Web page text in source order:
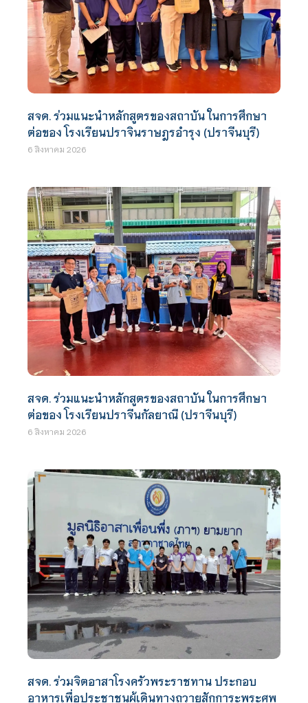
สจด. ร่วมแนะนำหลักสูตรของสถาบัน ในการศึกษา
ต่อของ โรงเรียนปราจินราษฎรอำรุง (ปราจีนบุรี)
6 สิงหาคม 2026
สจด. ร่วมแนะนำหลักสูตรของสถาบัน ในการศึกษา
ต่อของ โรงเรียนปราจีนกัลยาณี (ปราจีนบุรี)
6 สิงหาคม 2026
สจด. ร่วมจิตอาสาโรงครัวพระราชทาน ประกอบ
อาหารเพื่อประชาชนผู้เดินทางถวายสักการะพระศพ